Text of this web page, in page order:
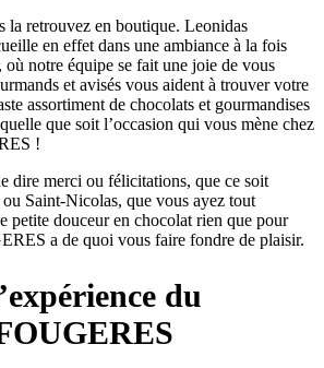
la retrouvez en boutique. Leonidas
en effet dans une ambiance à la fois
où notre équipe se fait une joie de vous
et avisés vous aident à trouver votre
assortiment de chocolats et gourmandises
que soit l’occasion qui vous mène chez
!
dire merci ou félicitations, que ce soit
Saint-Nicolas, que vous ayez tout
petite douceur en chocolat rien que pour
a de quoi vous faire fondre de plaisir.
du